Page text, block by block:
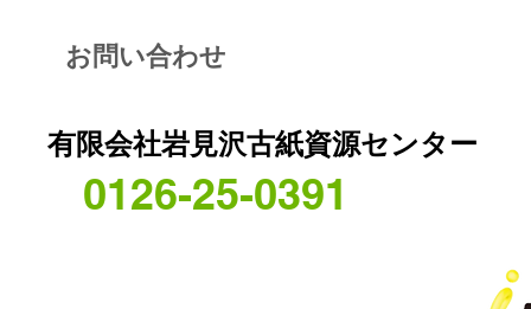
お問い合わせ
有限会社岩見沢古紙資源センター
0126-25-0391